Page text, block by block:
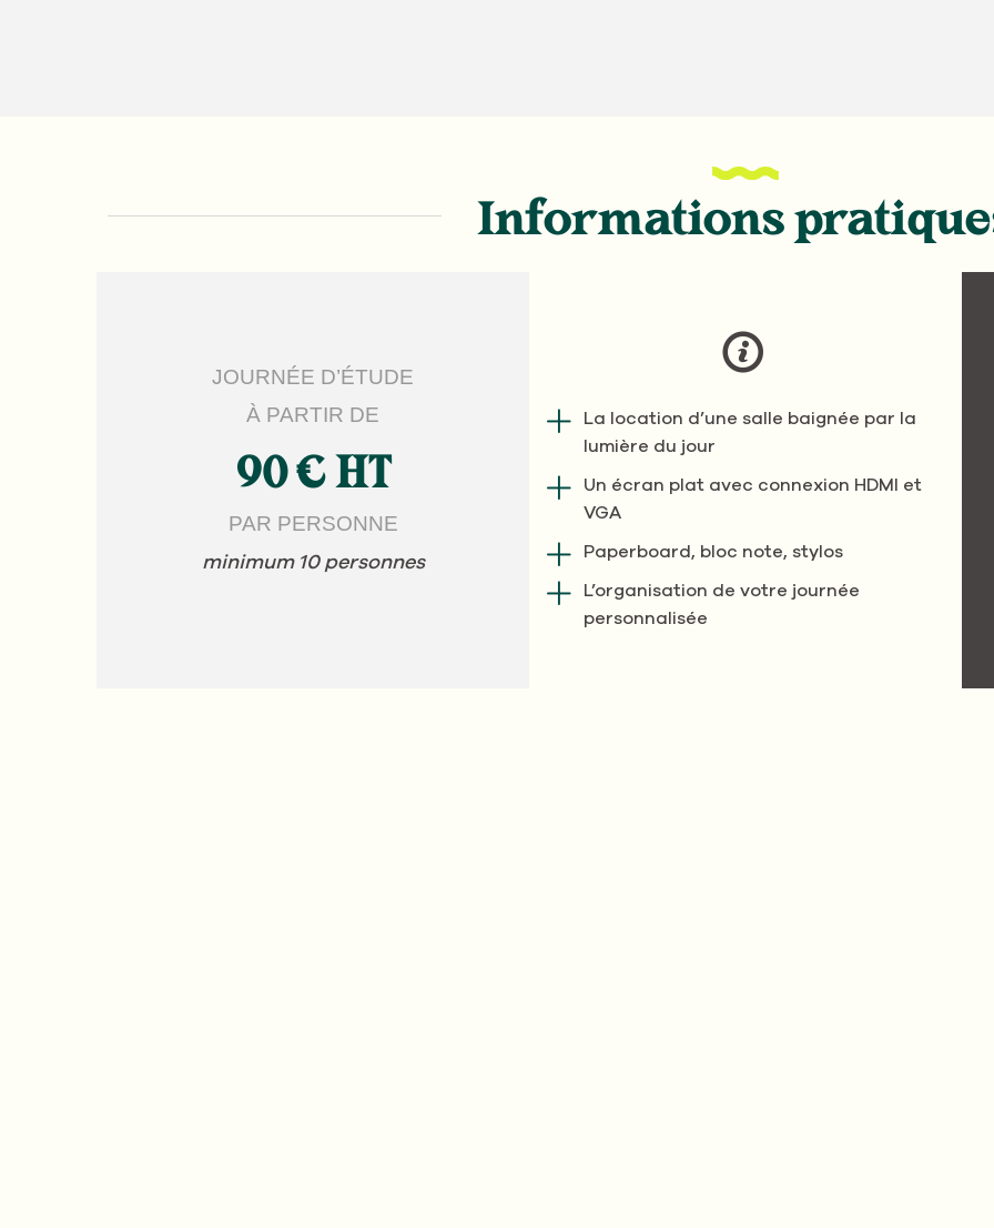
Informations
JOURNÉE D’ÉTUDE
À PARTIR DE
90 € HT
PAR PERSONNE
minimum 10 personnes
La location d’une salle baignée par la
lumière du jour
Un écran plat avec connexion HDMI et
VGA
Paperboard, bloc note, stylos
L’organisation de votre journée
personnalisée